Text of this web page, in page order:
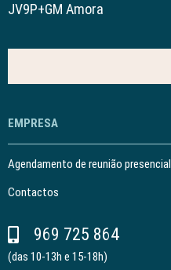
JV9P+GM Amora
EMPRESA
Agendamento de reunião presencial
Contactos
969 725 864
(das 10-13h e 15-18h)